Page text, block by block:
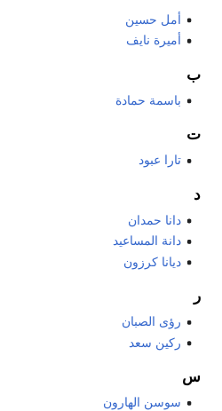
أمل حسين
أميرة نايف
ب
باسمة حمادة
ت
تارا عبود
د
دانا حمدان
دانة المساعيد
ديانا كرزون
ر
رؤى الصبان
ركين سعد
س
سوسن الهارون